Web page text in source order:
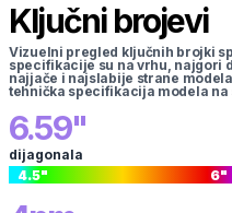
Ključni brojevi
Vizuelni pregled ključnih brojki
specifikacije su na vrhu, najgori
najjače i najslabije strane
tehnička specifikacija modela na
6.59"
dijagonala
4.5" 6"